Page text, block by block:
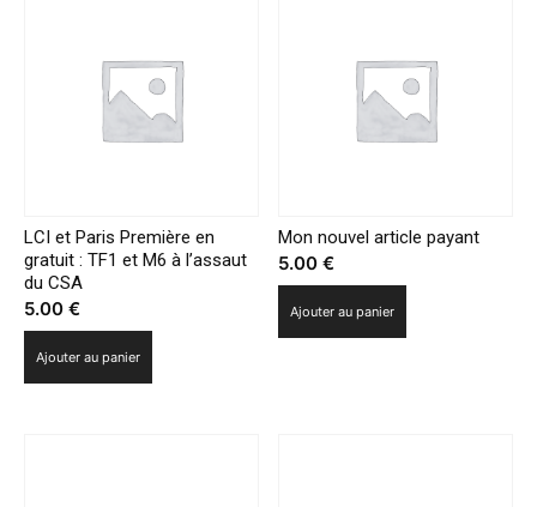
LCI et Paris Première en
gratuit : TF1 et M6 à l’assaut
du CSA
5.00 €
Ajouter au panier
Mon nouvel article payant
5.00€
Ajouter au panier